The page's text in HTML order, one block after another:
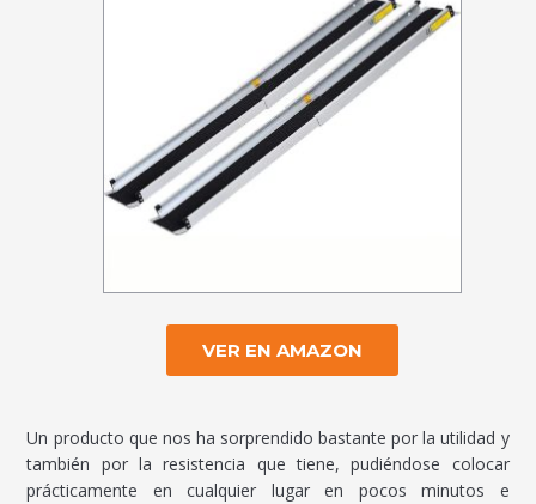
VER EN AMAZON
Un producto que nos ha sorprendido bastante por la utilidad y
también por la resistencia que tiene, pudiéndose colocar
prácticamente en cualquier lugar en pocos minutos e